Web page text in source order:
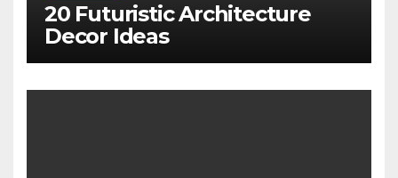
20 Futuristic Architecture
Decor Ideas